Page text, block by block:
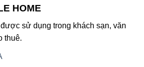
HOME
sử dụng trong khách sạn, văn
thuê.